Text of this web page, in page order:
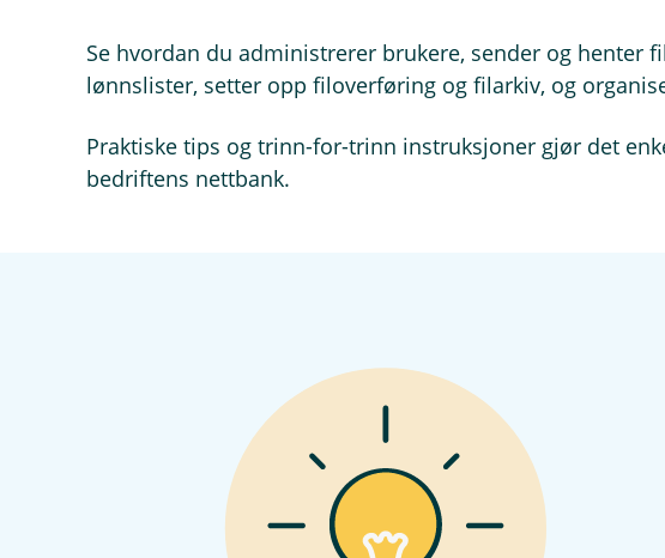
Se hvordan du administrerer brukere, sender og henter
lønnslister, setter opp filoverføring og filarkiv, og
Praktiske tips og trinn-for-trinn instruksjoner gjør det
bedriftens nettbank.